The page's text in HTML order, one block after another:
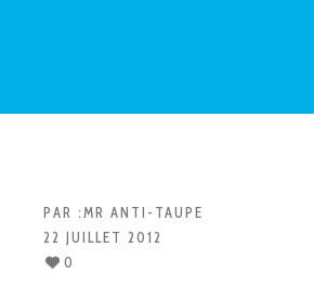
PAR :MR ANTI-TAUPE
22 JUILLET 2012
0